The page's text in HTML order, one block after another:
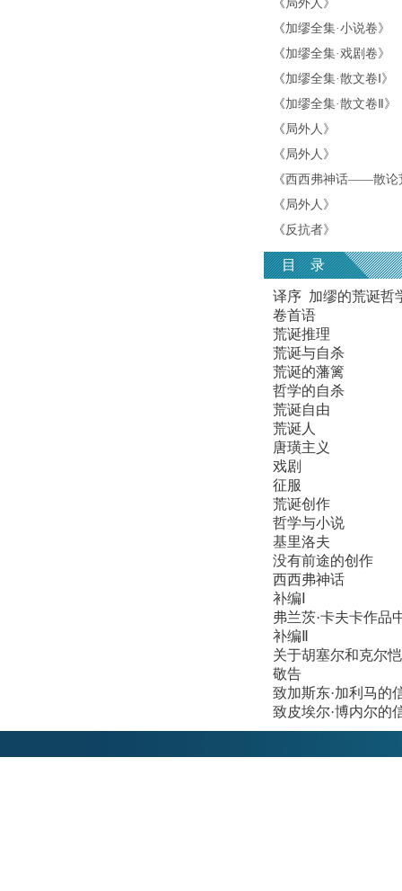
《局外人 》
《加缪全集·小说卷》
《加缪全集·戏剧卷》
《加缪全集·散文卷Ⅰ 》
《加缪全集·散文卷Ⅱ 》
《局外人 》
《局外人 》
《西西弗神话——散论
《局外人 》
《反抗者》
目 录
译序 加缪的荒诞哲
卷首语
荒诞推理
荒诞与自杀
荒诞的藩篱
哲学的自杀
荒诞自由
荒诞人
唐璜主义
戏剧
征服
荒诞创作
哲学与小说
基里洛夫
没有前途的创作
西西弗神话
补编Ⅰ
弗兰茨·卡夫卡作品
补编Ⅱ
关于胡塞尔和克尔
敬告
致加斯东·加利马的
致皮埃尔·博内尔的